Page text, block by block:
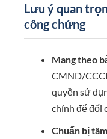
Lưu ý quan
công chứng
Mang theo
CMND/
quyền sử
chính để đối
Chuẩn bị